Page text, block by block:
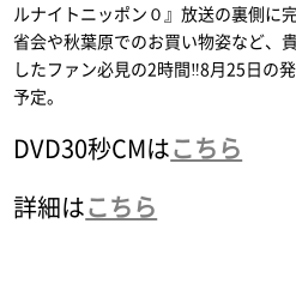
ルナイトニッポン０』放送の裏側に
省会や秋葉原でのお買い物姿など、
したファン必見の2時間‼8月25日の
予定。
DVD30秒CMはこちら
詳細はこちら